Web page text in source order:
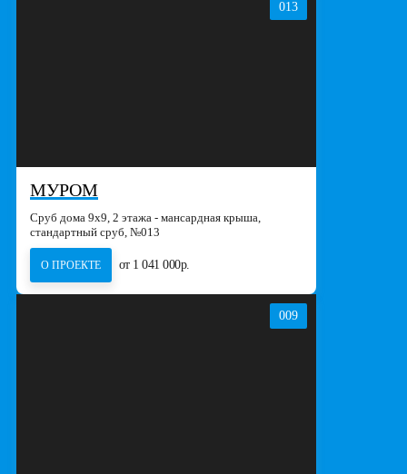
013
МУРОМ
Сруб дома 9х9, 2 этажа - мансардная крыша,
стандартный сруб, №013
О ПРОЕКТЕ от 1 041 000р.
009